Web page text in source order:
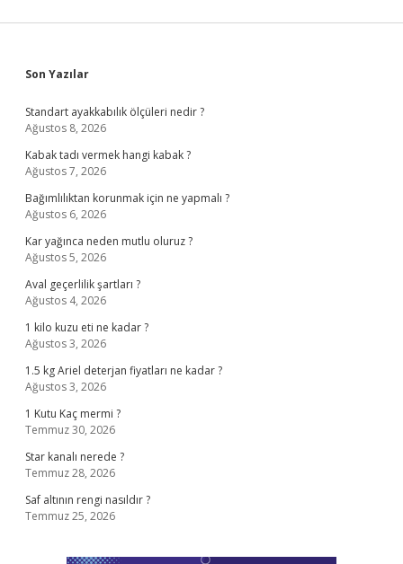
Sidebar
Son Yazılar
Standart ayakkabılık ölçüleri nedir ?
Ağustos 8, 2026
Kabak tadı vermek hangi kabak ?
Ağustos 7, 2026
Bağımlılıktan korunmak için ne yapmalı ?
Ağustos 6, 2026
Kar yağınca neden mutlu oluruz ?
Ağustos 5, 2026
Aval geçerlilik şartları ?
Ağustos 4, 2026
1 kilo kuzu eti ne kadar ?
Ağustos 3, 2026
1.5 kg Ariel deterjan fiyatları ne kadar ?
Ağustos 3, 2026
1 Kutu Kaç mermi ?
Temmuz 30, 2026
Star kanalı nerede ?
Temmuz 28, 2026
Saf altının rengi nasıldır ?
Temmuz 25, 2026